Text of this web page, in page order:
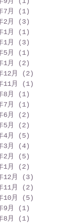
7月
(1)
2月
(3)
1月
(1)
1月
(3)
5月
(1)
1月
(2)
12月
(2)
11月
(1)
8月
(1)
7月
(1)
6月
(2)
5月
(2)
4月
(5)
3月
(4)
2月
(5)
1月
(2)
12月
(3)
11月
(2)
10月
(5)
9月
(1)
8月
(1)